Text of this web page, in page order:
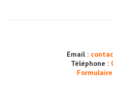
Email :
Téléphone :